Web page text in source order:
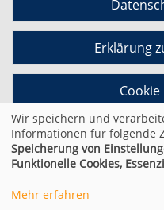
Erklärung
© 2026 Kufer Software
Wir speichern und
Informationen für folgende
Speicherung von
Funktionelle Cookies,
Mehr erfahren